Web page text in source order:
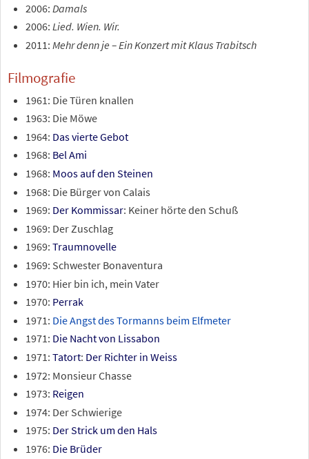
2006: Damals
2006: Lied. Wien. Wir.
2011: Mehr denn je – Ein Konzert mit Klaus Trabitsch
Filmografie
1961: Die Türen knallen
1963: Die Möwe
1964: Das vierte Gebot
1968: Bel Ami
1968: Moos auf den Steinen
1968: Die Bürger von Calais
1969: Der Kommissar: Keiner hörte den Schuß
1969: Der Zuschlag
1969: Traumnovelle
1969: Schwester Bonaventura
1970: Hier bin ich, mein Vater
1970: Perrak
1971: Die Angst des Tormanns beim Elfmeter
1971: Die Nacht von Lissabon
1971: Tatort: Der Richter in Weiss
1972: Monsieur Chasse
1973: Reigen
1974: Der Schwierige
1975: Der Strick um den Hals
1976: Die Brüder